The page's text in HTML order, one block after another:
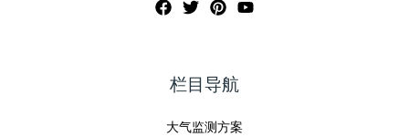
栏目导航
大气监测方案